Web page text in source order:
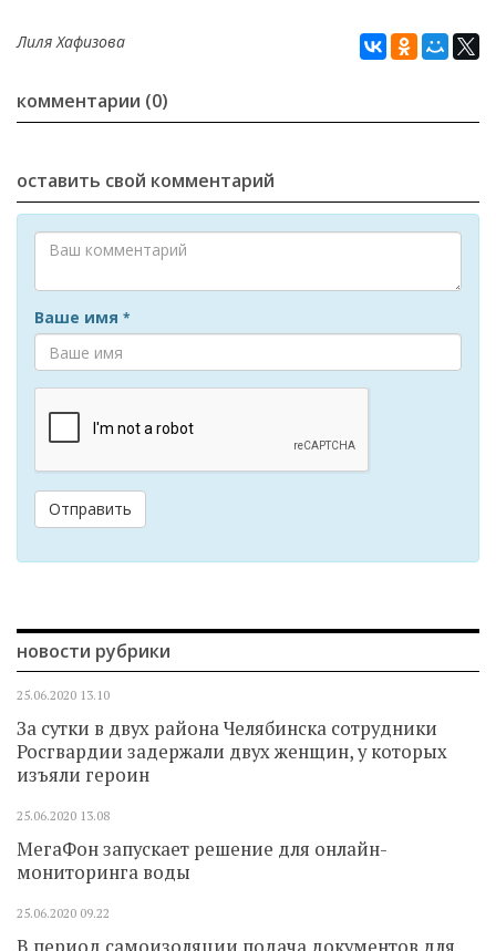
Лиля Хафизова
комментарии (0)
оставить свой комментарий
Ваше имя *
Отправить
новости рубрики
25.06.2020 13.10
За сутки в двух района Челябинска сотрудники
Росгвардии задержали двух женщин, у которых
изъяли героин
25.06.2020 13.08
МегаФон запускает решение для онлайн-
мониторинга воды
25.06.2020 09.22